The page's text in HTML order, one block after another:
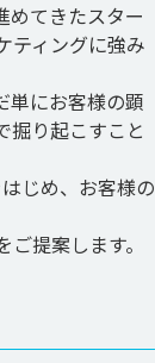
めてきたスター
ティングに強み
単にお客様の顕
掘り起こすこと
じめ、お客様の
提案します。